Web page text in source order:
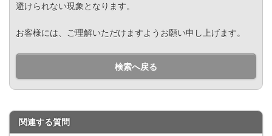
避けられない現象となります。
お客様には、ご理解いただけますようお願い申し上げます。
検索へ戻る
関連する質問